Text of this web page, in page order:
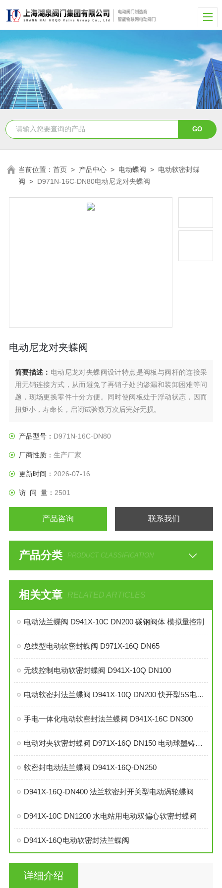
当前位置：首页 > 产品中心 > 电动蝶阀 > 电动软密封蝶
阀 > D971N-16C-DN80电动尼龙对夹蝶阀
电动尼龙对夹蝶阀
简要描述： 电动尼龙对夹蝶阀设计特点是阀板与阀杆的连接采
用无销连接方式，从而避免了再销子处的渗漏和装卸困难等问
题，现场更换零件十分方便。同时使阀板处于浮动状态，因而
扭矩小，寿命长，启闭试验数万次后完好无损。
产品型号： D971N-16C-DN80
厂商性质： 生产厂家
更新时间： 2026-07-16
访 问 量： 2501
产品咨询 联系我们
产品分类 PRODUCT CLASSIFICATION
相关文章 RELATED ARTICLES
电动法兰蝶阀 D941X-10C DN200 碳钢阀体 模拟量控制
总线型电动软密封蝶阀 D971X-16Q DN65
无线控制电动软密封蝶阀 D941X-10Q DN100
电动软密封法兰蝶阀 D941X-10Q DN200 快开型5S电动蝶阀
手电一体化电动软密封法兰蝶阀 D941X-16C DN300
电动对夹软密封蝶阀 D971X-16Q DN150 电动球墨铸铁蝶阀
软密封电动法兰蝶阀 D941X-16Q-DN250
D941X-16Q-DN400 法兰软密封开关型电动涡轮蝶阀
D941X-10C DN1200 水电站用电动双偏心软密封蝶阀
D941X-16Q电动软密封法兰蝶阀
详细介绍